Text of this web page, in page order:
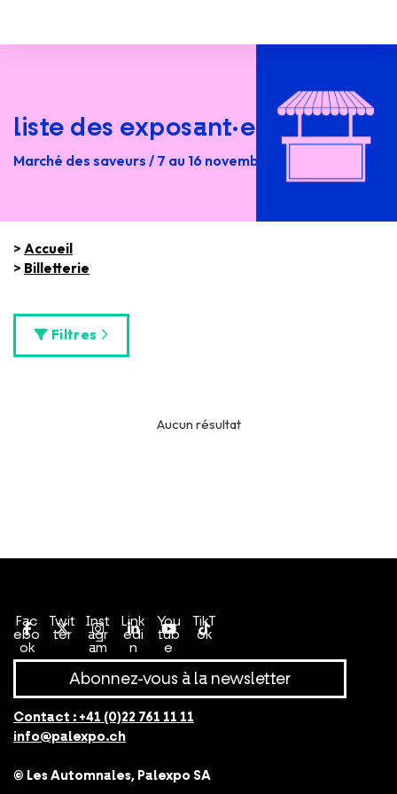
liste des exposant·es
Marché des saveurs / 7 au 16 novembre
> Accueil
> Billetterie
Filtres
Aucun résultat
Fac
ebo
ok
Twit
ter
Inst
agr
am
Link
edi
n
You
tub
e
TikT
ok
Abonnez-vous à la newsletter
Contact : +41 (0)22 761 11 11
info@palexpo.ch
© Les Automnales, Palexpo SA